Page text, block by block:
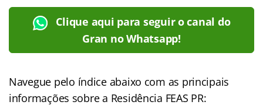
Clique aqui para seguir o canal do
Gran no Whatsapp!
Navegue pelo índiceabaixo com as principais
informações sobre a Residência FEAS PR: